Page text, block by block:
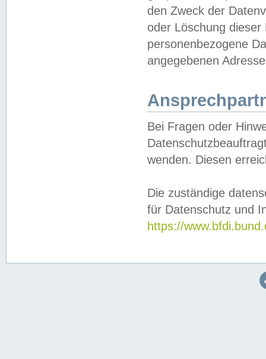
den Zweck der
oder Löschung
personenbezogene
angegebenen
Bei Fragen oder
wenden. Diesen
Die zuständige
für Datenschutz und
https://